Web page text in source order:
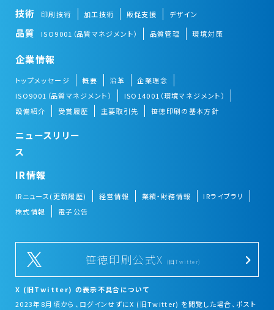
技術
印刷技術 加工技術 販促支援 デザイン
品質 ISO9001（品質マネジメント） 品質管理 環境対策
企業情報
トップメッセージ 概要 沿革
企業理念
ISO9001（品質マネジメント）
ISO14001（環境マネジメント）
設備紹介
受賞履歴 主要取引先 笹徳印刷の基本方針
ニュースリリー
ス
IR情報
IRニュース(更新履歴) 経営情報 業績・財務情報
IRライブラリ
株式情報
電子公告
笹徳印刷公式X (旧Twitter)
X (旧Twitter) の表示不具合について
2023年8月頃から、ログインせずにX (旧Twitter) を閲覧した場合、ポスト